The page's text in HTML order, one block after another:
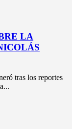
LA
tras los reportes